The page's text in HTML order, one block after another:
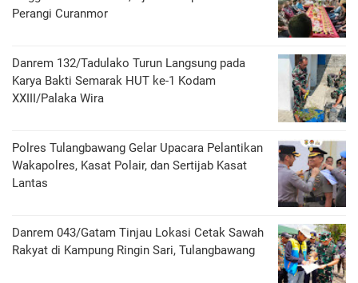
Perangi Curanmor
Danrem 132/Tadulako Turun Langsung pada
Karya Bakti Semarak HUT ke-1 Kodam
XXIII/Palaka Wira
Polres Tulangbawang Gelar Upacara Pelantikan
Wakapolres, Kasat Polair, dan Sertijab Kasat
Lantas
Danrem 043/Gatam Tinjau Lokasi Cetak Sawah
Rakyat di Kampung Ringin Sari, Tulangbawang